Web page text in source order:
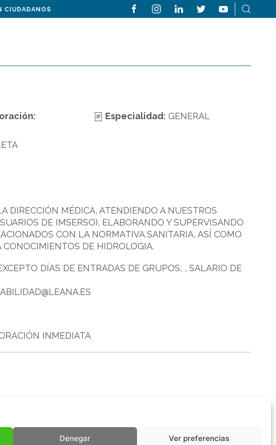
Denegar Ver preferencias
CIUDADANOS
Especialidad: GENERAL
DIRECCIÓN MÉDICA, ATENDIENDO A NUESTROS
DE IMSERSO), ELABORANDO Y SUPERVISANDO
CON LA NORMATIVA SANITARIA, ASÍ COMO
DE HIDROLOGIA.
DÍAS DE ENTRADAS DE GRUPOS, , SALARIO DE
INMEDIATA